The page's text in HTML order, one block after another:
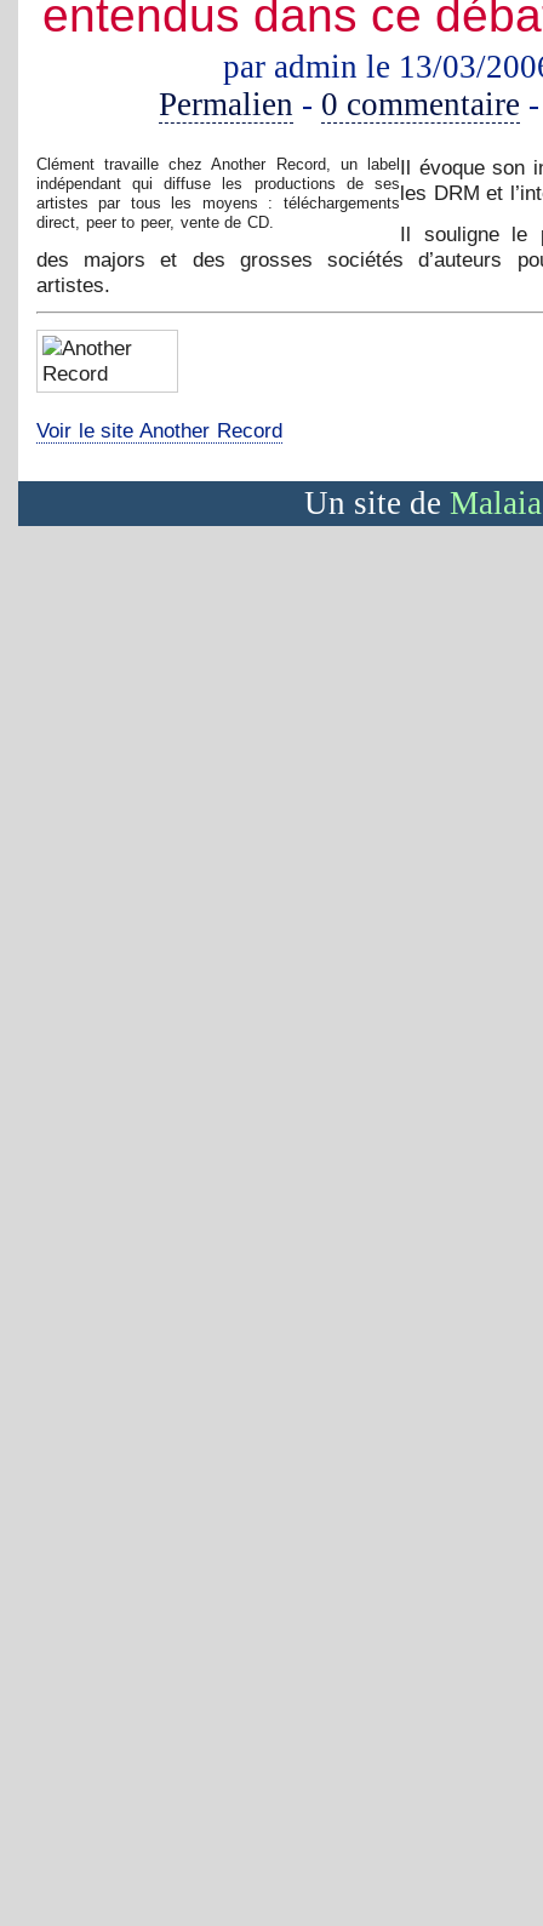
entendus dans ce
par admin le 13/03/
Permalien - 0 commentaire
Clément travaille chez Another Record, un label
indépendant qui diffuse les productions de ses
artistes par tous les moyens : téléchargements
direct, peer to peer, vente de CD.
Il évoque son
les DRM et
Il souligne le
des majors et des grosses sociétés d’auteurs
artistes.
Voir le site Another Record
Un site de